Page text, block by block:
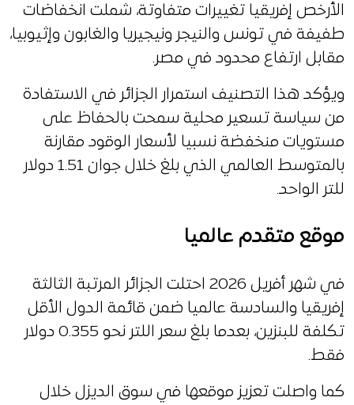
الأرخص إفريقيا تغييرات متفاوتة، شملت انخفاضات
طفيفة في تونس والنيجر ونيجيريا والغابون وإثيوبيا،
مقابل ارتفاع محدود في مصر.
ويؤكد هذا التصنيف استمرار الجزائر في الاستفادة
من سياسة تسعير محلية سمحت بالحفاظ على
مستويات منخفضة نسبيا لأسعار الوقود مقارنة
بالمتوسط العالمي الذي بلغ خلال جوان 1.51 دولار
للتر الواحد.
موقع متقدم عالميا
في شهر أفريل 2026 احتلت الجزائر المرتبة الثالثة
إفريقيا والسادسة عالميا ضمن قائمة الدول الأقل
تكلفة للبنزين، بعدما بلغ سعر اللتر نحو 0.355 دولار
فقط.
كما واصلت تعزيز موقعها في سوق الديزل خلال